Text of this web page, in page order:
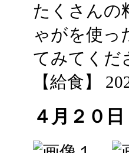
たくさんの
ゃがを使っ
てみてくだ
【給食】
４月２０